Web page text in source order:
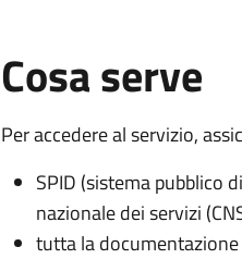
Cosa serve
Per accedere al servizio,
SPID (sistema pubblico
nazionale dei servizi
tutta la